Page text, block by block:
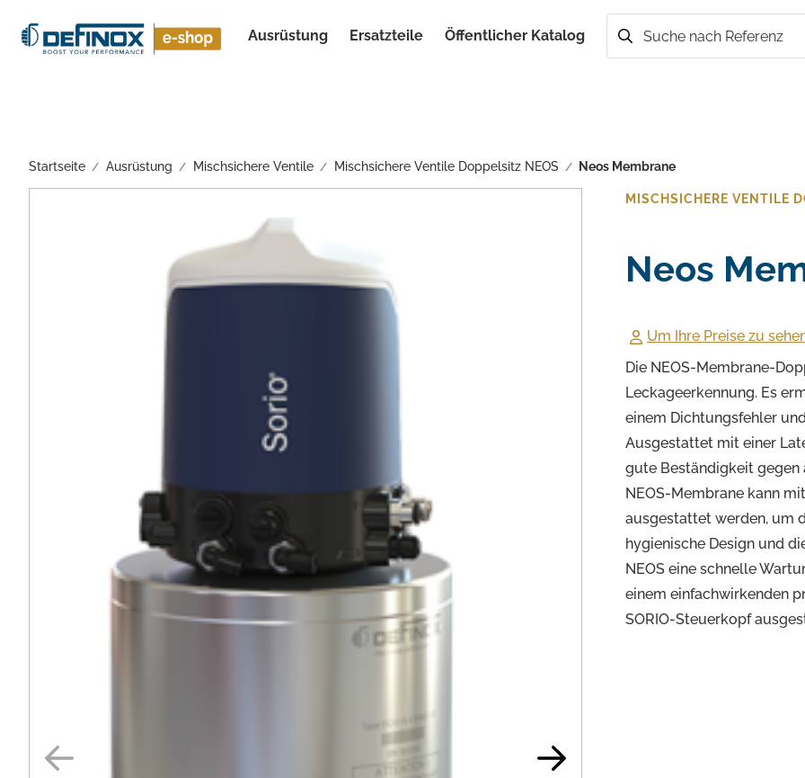
Ausrüstung Ersatzteile Öffentlicher Katalog Suche
Startseite / Ausrüstung / Mischsichere Ventile / Mischsichere Ventile Doppelsitz NEOS / Neos Membrane
MISCHSICHERE VENTILE
Neos
Um Ihre Preise zu
Die NEOS-Membrane-
Leckageerkennung. Es
einem Dichtungsfehler
Ausgestattet mit einer
gute Beständigkeit gegen
NEOS-Membrane kann
ausgestattet werden, um
hygienische Design und
NEOS eine schnelle
einem einfachwirkenden
SORIO-Steuerkopf